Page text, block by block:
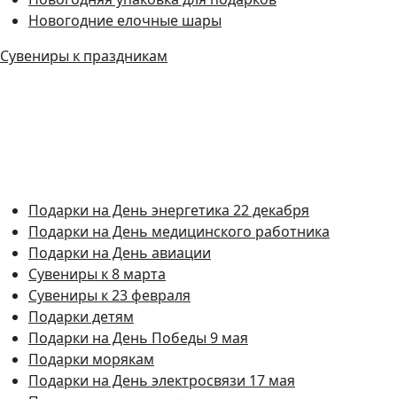
Новогодние елочные шары
Сувениры к праздникам
Подарки на День энергетика 22 декабря
Подарки на День медицинского работника
Подарки на День авиации
Сувениры к 8 марта
Сувениры к 23 февраля
Подарки детям
Подарки на День Победы 9 мая
Подарки морякам
Подарки на День электросвязи 17 мая